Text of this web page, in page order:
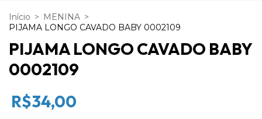
Início > MENINA >
PIJAMA LONGO CAVADO BABY 0002109
PIJAMA LONGO CAVADO BABY
0002109
R$34,00